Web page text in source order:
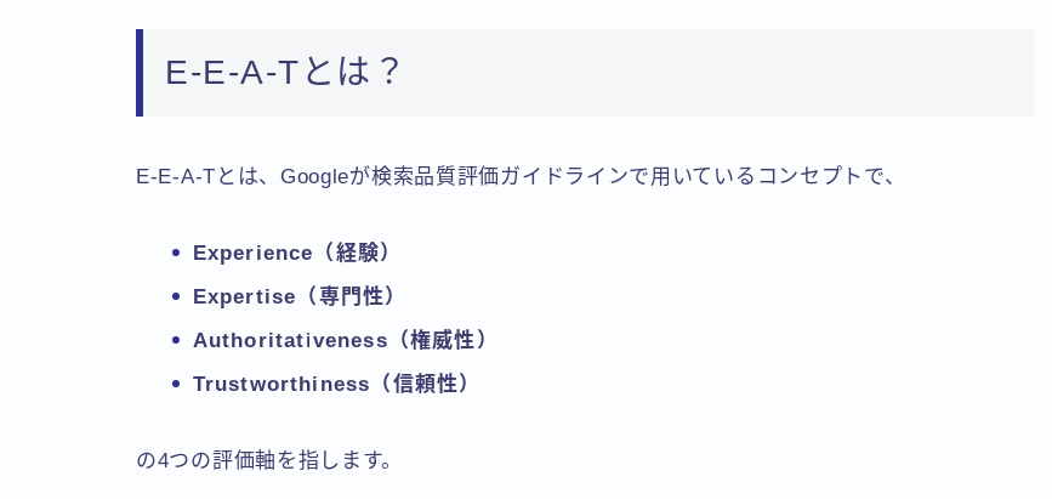
E-E-A-Tとは？
E-E-A-Tとは、Googleが検索品質評価ガイドラインで用いているコンセプトで、
Experience（経験）
Expertise（専門性）
Authoritativeness（権威性）
Trustworthiness（信頼性）
の4つの評価軸を指します。